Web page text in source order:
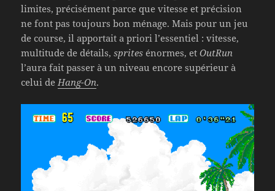
limites, précisément parce que vitesse et précision
ne font pas toujours bon ménage. Mais pour un jeu
de course, il apportait a priori l’essentiel : vitesse,
multitude de détails,sprites énormes, etOutRun
l’aura fait passer à un niveau encore supérieur à
celui deHang-On.